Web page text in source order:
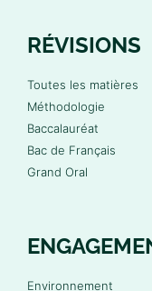
RÉVISIONS
Toutes les matières
Méthodologie
Baccalauréat
Bac de Français
Grand Oral
Environnement